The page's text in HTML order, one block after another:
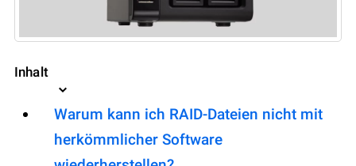
Inhalt
Warum kann ich RAID-Dateien nicht mit
herkömmlicher Software